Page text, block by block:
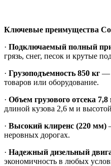
Ключевые преимущества
· Подключаемый полный
грязь, снег, песок и крутые
· Грузоподъемность 850 кг —
товаров или оборудование.
· Объем грузового отсека 7,8
длиной кузова 2,6 м и
· Высокий клиренс (220 мм)
неровных дорогах.
· Надежный дизельный
экономичность в любых